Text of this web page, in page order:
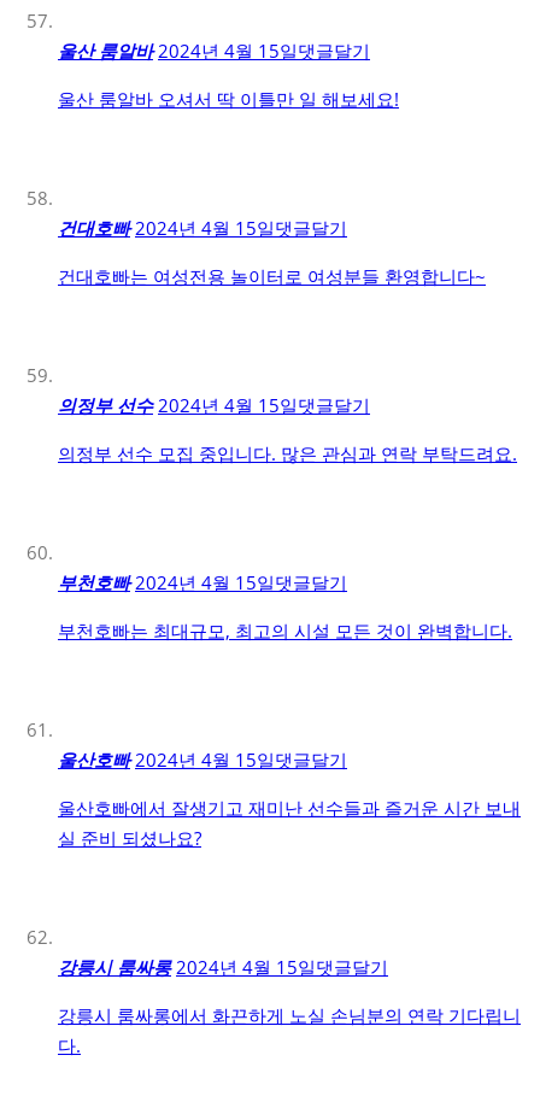
울산 룸알바 2024년 4월 15일댓글달기
울산 룸알바 오셔서 딱 이틀만 일 해보세요!
건대호빠 2024년 4월 15일댓글달기
건대호빠는 여성전용 놀이터로 여성분들 환영합니다~
의정부 선수 2024년 4월 15일댓글달기
의정부 선수 모집 중입니다. 많은 관심과 연락 부탁드려요.
부천호빠 2024년 4월 15일댓글달기
부천호빠는 최대규모, 최고의 시설 모든 것이 완벽합니다.
울산호빠 2024년 4월 15일댓글달기
울산호빠에서 잘생기고 재미난 선수들과 즐거운 시간 보내
실 준비 되셨나요?
강릉시 룸싸롱 2024년 4월 15일댓글달기
강릉시 룸싸롱에서 화끈하게 노실 손님분의 연락 기다립니
다.